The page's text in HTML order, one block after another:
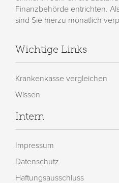
Finanzbehörde entrichten.
sind Sie hierzu monatlich
Wichtige Links
Krankenkasse vergleichen
Wissen
Intern
Impressum
Datenschutz
Haftungsausschluss